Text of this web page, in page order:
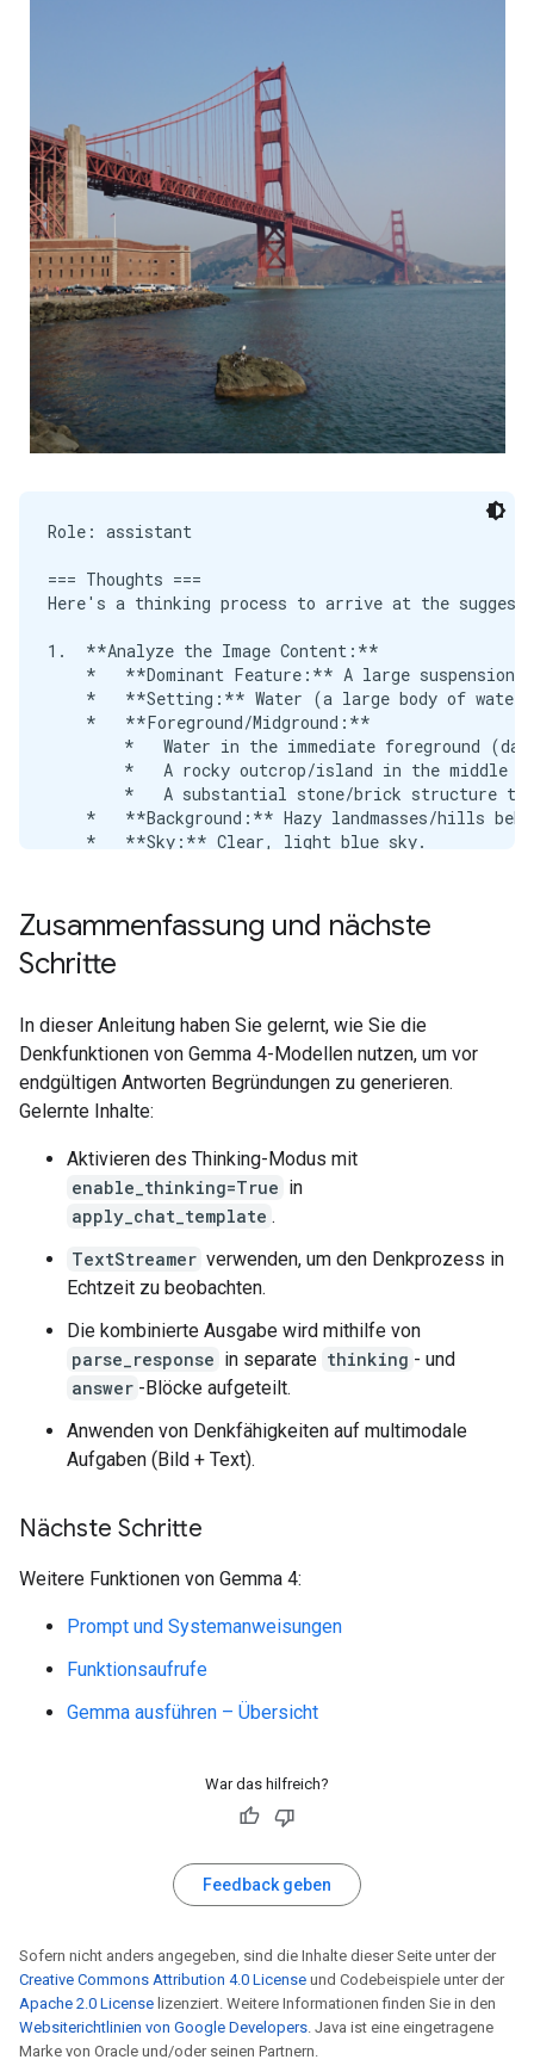
Role: assistant
=== Thoughts ===
Here's a thinking process to arrive at the
1.  **Analyze the Image Content:**
*   **Dominant Feature:** A large suspension
*   **Setting:** Water (a large body of
    *   **Foreground/Midground:**
*   Water in the immediate foreground
*   A rocky outcrop/island in the middle
*   A substantial stone/brick structure
*   **Background:** Hazy landmasses/hills
    *   **Sky:** Clear, light blue sky.
2.  **Identify Key Elements for Description:**
    *   The Bridge (Golden Gate Bridge).
    *   The Water/Bay.
3.  **Draft the Description (Focusing on detail
*   *Initial thought:* It's a picture of the
*   *Refinement (Adding detail):* The image
*   *Enhancement (Adding context and visual
4.  **Final Polish and Structure (Grouping
*   *Identification:* State clearly what the
*   *Setting:* Describe the environment
*   *Details:* Mention specific foreground
5.  **Review against the original prompt:**
=== Answer ===
This image shows the **Golden Gate Bridge**
* **The Golden Gate Bridge:** The iconic red/
* **Shoreline/Structures:** To the left, there are
* **Atmosphere:** The scene is brightly lit
Zusammenfassung und nächste
Schritte
In dieser Anleitung haben Sie gelernt, wie Sie die
Denkfunktionen von Gemma 4-Modellen nutzen, um vor
endgültigen Antworten Begründungen zu generieren.
Gelernte Inhalte:
Aktivieren des Thinking-Modus mit
enable_thinking=True in
apply_chat_template .
TextStreamer verwenden, um den Denkprozess in
Echtzeit zu beobachten.
Die kombinierte Ausgabe wird mithilfe von
parse_response in separate thinking - und
answer -Blöcke aufgeteilt.
Anwenden von Denkfähigkeiten auf multimodale
Aufgaben (Bild + Text).
Nächste Schritte
Weitere Funktionen von Gemma 4:
Prompt und Systemanweisungen
Funktionsaufrufe
Gemma ausführen – Übersicht
War das hilfreich?
Feedback geben
Sofern nicht anders angegeben, sind die Inhalte dieser Seite unter der
Creative Commons Attribution 4.0 License und Codebeispiele unter der
Apache 2.0 License lizenziert. Weitere Informationen finden Sie in den
Websiterichtlinien von Google Developers. Java ist eine eingetragene
Marke von Oracle und/oder seinen Partnern.